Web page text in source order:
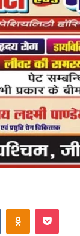
VKontakteOdnoklassniki
Pocket